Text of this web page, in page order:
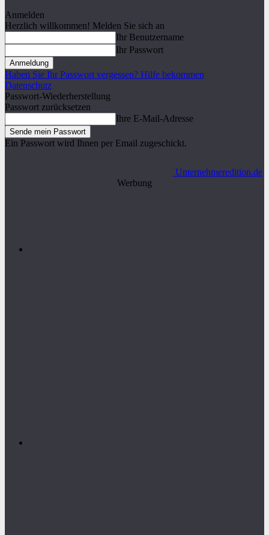
Anmelden
Herzlich willkommen! Melden Sie sich an
Ihr Benutzername
Ihr Passwort
Haben Sie Ihr Passwort vergessen? Hilfe bekommen
Datenschutz
Passwort-Wiederherstellung
Passwort zurücksetzen
Ihre E-Mail-Adresse
Ein Passwort wird Ihnen per Email zugeschickt.
Unternehmeredition.de
Werbung